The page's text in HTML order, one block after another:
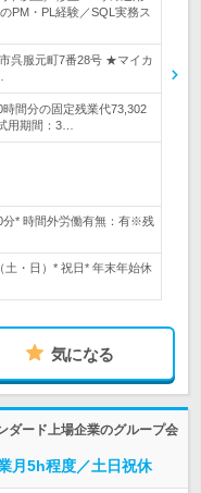
PM・PL経験／SQL実務ス
呉服元町7番28号 ★マイカ
間分の固定残業代73,302
用期間：3…
分* 時間外労働有無：有※残
土・日）* 祝日* 年末年始休
気になる
ダード上場企業のグループ会
月5h程度／土日祝休